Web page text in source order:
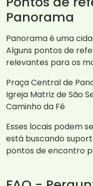
Panorama
Panorama é uma
Alguns pontos de
relevantes para os
Praça Central de
Igreja Matriz de São
Caminho da Fé
Esses locais podem
está buscando
pontos de encontro